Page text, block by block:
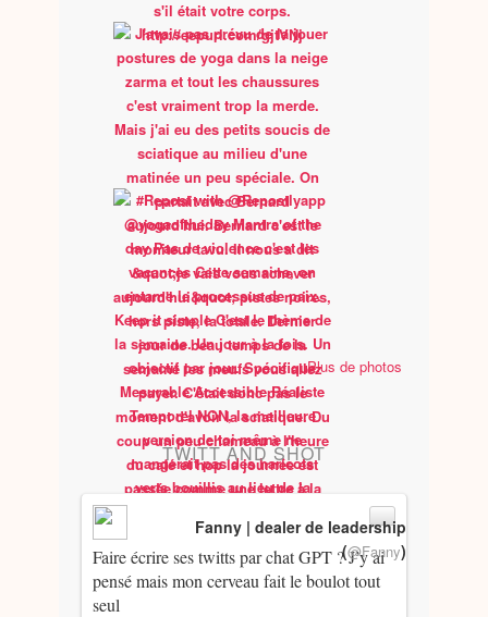
Plus de photos
TWITT AND SHOT
Faire écrire ses twitts par chat GPT ? J’y ai
pensé mais mon cerveau fait le boulot tout
seul
Fanny | dealer de leadership
(@Fanny)